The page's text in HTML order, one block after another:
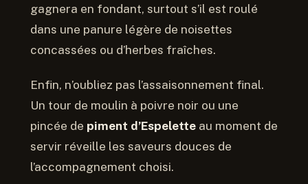
gagnera en fondant, surtout s’il est roulé
dans une panure légère de noisettes
concassées ou d’herbes fraîches.
Enfin, n’oubliez pas l’assaisonnement final.
Un tour de moulin à poivre noir ou une
pincée de piment d’Espelette au moment de
servir réveille les saveurs douces de
l’accompagnement choisi.